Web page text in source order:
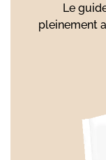
Le
pleinement